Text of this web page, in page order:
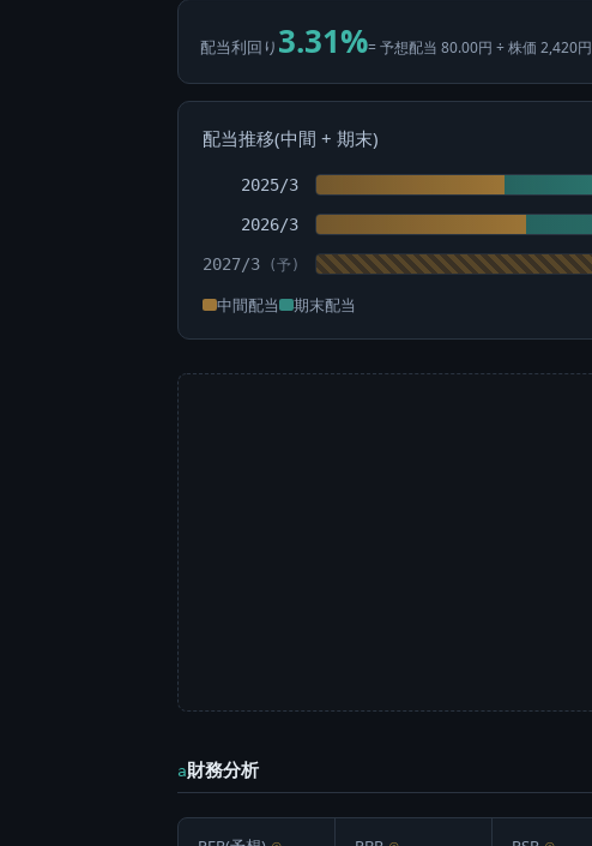
配当利回り 3.31%= 予想配当 80.00円 ÷ 株価 2,420円
配当推移(中間 + 期末)
2025/3
2026/3
2027/3
中間配当 期末配当
a財務分析